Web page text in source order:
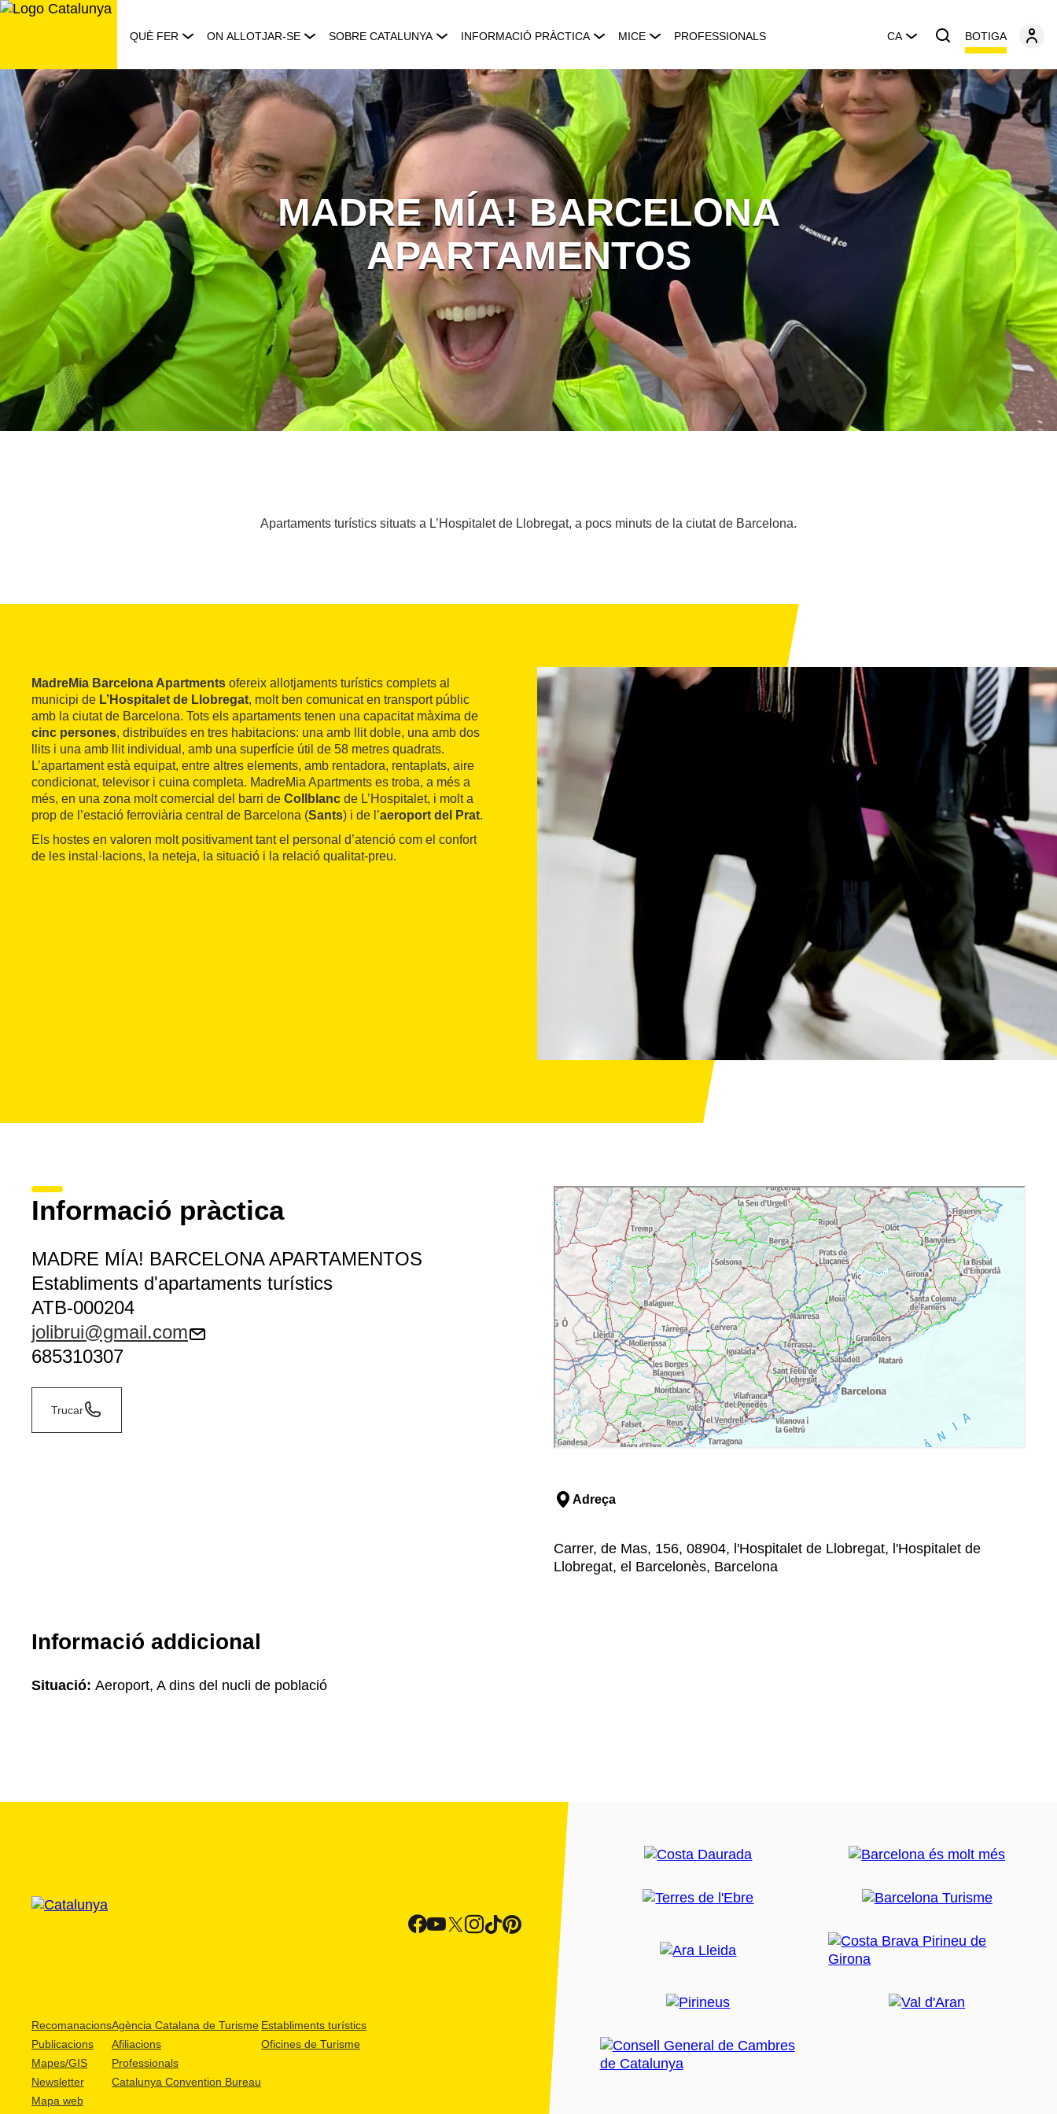
Saltar
QUÈ FER ON ALLOTJAR-SE SOBRE CATALUNYA INFORMACIÓ PRÀCTICA MICE PROFESSIONALS CA BOTIGA
MADRE MÍA! BARCELONA
APARTAMENTOS
Apartaments turístics situats a L’Hospitalet de Llobregat, a pocs minuts de la ciutat de Barcelona.
MadreMia Barcelona Apartments ofereix allotjaments turístics complets al
municipi de L’Hospitalet de Llobregat, molt ben comunicat en transport públic
amb la ciutat de Barcelona. Tots els apartaments tenen una capacitat màxima de
cinc persones, distribuïdes en tres habitacions: una amb llit doble, una amb dos
llits i una amb llit individual, amb una superfície útil de 58 metres quadrats.
L’apartament està equipat, entre altres elements, amb rentadora, rentaplats, aire
condicionat, televisor i cuina completa. MadreMia Apartments es troba, a més a
més, en una zona molt comercial del barri de Collblanc de L’Hospitalet, i molt a
prop de l’estació ferroviària central de Barcelona (Sants) i de l’aeroport del Prat.
Els hostes en valoren molt positivament tant el personal d’atenció com el confort
de les instal·lacions, la neteja, la situació i la relació qualitat-preu.
Informació pràctica
MADRE MÍA! BARCELONA APARTAMENTOS
Establiments d'apartaments turístics
ATB-000204
jolibrui@gmail.com
685310307
Trucar
Adreça
Carrer, de Mas, 156, 08904, l'Hospitalet de Llobregat, l'Hospitalet de
Llobregat, el Barcelonès, Barcelona
Informació addicional
Situació: Aeroport, A dins del nucli de població
Recomanacions
Publicacions
Mapes/GIS
Newsletter
Mapa web
Agència Catalana de Turisme
Afiliacions
Professionals
Catalunya Convention Bureau
Establiments turístics
Oficines de Turisme